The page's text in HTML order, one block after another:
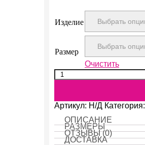
Изделие
Размер
Очистить
Количество
Venom
Артикул: Н/Д Категория:
ОПИСАНИЕ
РАЗМЕРЫ
ОТЗЫВЫ (0)
ДОСТАВКА